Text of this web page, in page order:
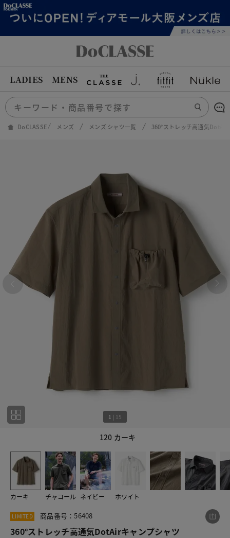
LADIES MENS
DoCLASSE メンズ メンズ シャツ一覧 360°ストレッチ高通気DotAir
120 カーキ
1 | 15
カーキ チャコール ネイビー ホワイト
1
LIMITED 商品番号：56408
360°ストレッチ高通気DotAirキャンプシャツ
この商品をシェアする
360°ストレッチ高通気DotAirキャンプシャツ